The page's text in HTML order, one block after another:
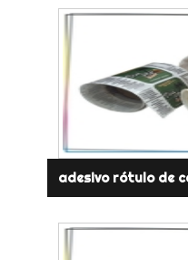
adesivo rótulo de